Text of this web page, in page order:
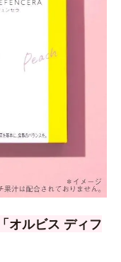
「オルビス ディフ